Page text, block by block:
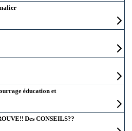
éducation et
Des CONSEILS??